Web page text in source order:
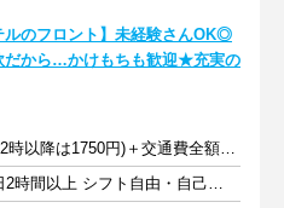
ルのフロント】未経験さんOK◎
だから…かけもちも歓迎★充実の
時給1400円(22時以降は1750円)＋交通費全額支給
週2日以上 1日2時間以上 シフト自由・自己申告